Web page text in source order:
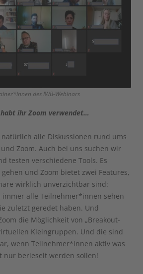
des IWB-Webinars
habt ihr Zoom verwendet…
natürlich alle Diskussionen rund ums
Zoom. Auch bei uns suchen wir
testen verschiedene Tools. Es
und Zoom bietet zwei Features,
wirklich unverzichtbar sind:
immer alle Teilnehmer*innen sehen
zuletzt geredet haben. Und
die Möglichkeit von „Breakout-
Kleingruppen. Und die sind
wenn Teilnehmer*innen aktiv was
nur berieselt werden sollen!